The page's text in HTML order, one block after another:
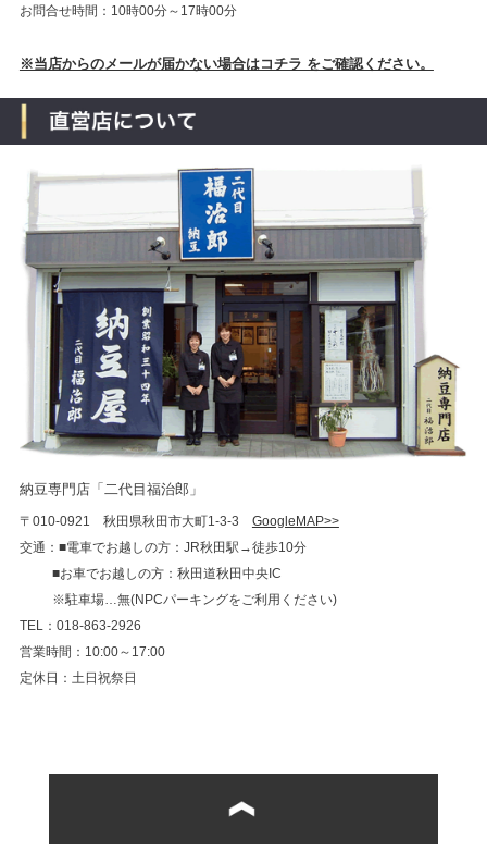
お問合せ時間：10時00分～17時00分
※当店からのメールが届かない場合はコチラ をご確認ください。
納豆専門店「二代目福治郎」
〒010-0921 秋田県秋田市大町1-3-3 GoogleMAP>>
交通：■電車でお越しの方：JR秋田駅→徒歩10分
■お車でお越しの方：秋田道秋田中央IC
※駐車場…無(NPCパーキングをご利用ください)
TEL：018-863-2926
営業時間：10:00～17:00
定休日：土日祝祭日